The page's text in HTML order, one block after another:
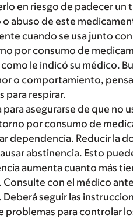
en riesgo de padecer
abuso de este
cuando se usa junto
por consumo de
le indicó su médico.
o comportamiento,
para respirar.
asegurarse de que no
por consumo de
dependencia. Reducir la
abstinencia. Esto
aumenta cuanto más
con el médico
seguir las
problemas para controlar